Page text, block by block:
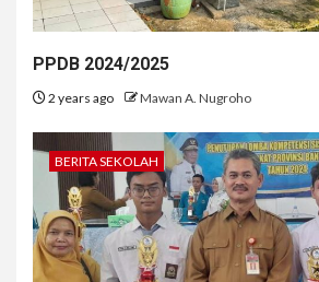
PPDB 2024/2025
2 years ago Mawan A. Nugroho
BERITA SEKOLAH